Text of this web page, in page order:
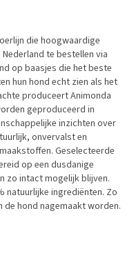
die hoogwaardige
te bestellen via
op baasjes die het beste
hun hond echt zien als het
produceert Animonda
geproduceerd in
inzichten over
onvervalst en
Geselecteerde
op een dusdanige
zo intact mogelijk blijven.
natuurlijke ingrediënten. Zo
hond nagemaakt worden.